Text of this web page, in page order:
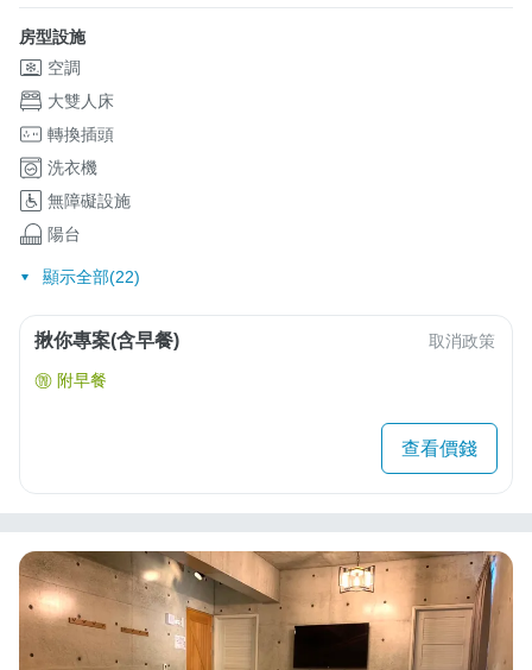
房型設施
空調
大雙人床
轉換插頭
洗衣機
無障礙設施
陽台
顯示全部(22)
揪你專案(含早餐) 取消政策
附早餐
查看價錢